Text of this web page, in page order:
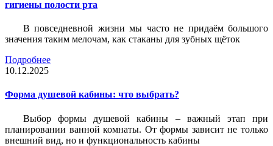
гигиены полости рта
В повседневной жизни мы часто не придаём большого
значения таким мелочам, как стаканы для зубных щёток
Подробнее
10.12.2025
Форма душевой кабины: что выбрать?
Выбор формы душевой кабины – важный этап при
планировании ванной комнаты. От формы зависит не только
внешний вид, но и функциональность кабины